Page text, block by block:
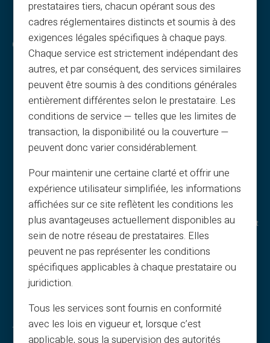
Oikeudelliset ehdot
Yleiset ehdot
Oikeudelliset tiedot
Tietosuoja
Käyttöehdot
Evästeet
UKK
Oppaat
Suosittelu-ehdot
Tulostus & kuvat
Lahjakortit
Cashback
Tietoa meistä
Kumppani
Veritas-edut
Miksi VERITAS
IBAN & RIB
3D Secure
Tarjoukset
Erikoistarjoukset
Print on demand
Lahjat
Cashback
Ilman tuloja
Huomaamattomat ostot
Jakaminen
Brändilahjakortti
Onnenpyörä
Turvallisuus & palvelut
prestataires tiers, chacun opérant sous des
cadres réglementaires distincts et soumis à des
exigences légales spécifiques à chaque pays.
Chaque service est strictement indépendant des
autres, et par conséquent, des services similaires
peuvent être soumis à des conditions générales
entièrement différentes selon le prestataire. Les
conditions de service — telles que les limites de
transaction, la disponibilité ou la couverture —
peuvent donc varier considérablement.
Pour maintenir une certaine clarté et offrir une
expérience utilisateur simplifiée, les informations
affichées sur ce site reflètent les conditions les
plus avantageuses actuellement disponibles au
sein de notre réseau de prestataires. Elles
peuvent ne pas représenter les conditions
spécifiques applicables à chaque prestataire ou
juridiction.
Tous les services sont fournis en conformité
avec les lois en vigueur et, lorsque c’est
applicable, sous la supervision des autorités